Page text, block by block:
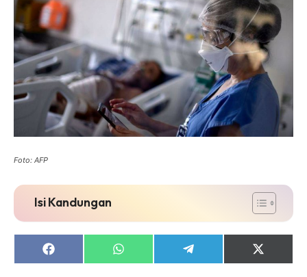
Foto: AFP
Isi Kandungan
Share
on
Share
on
Share
on
Share
on